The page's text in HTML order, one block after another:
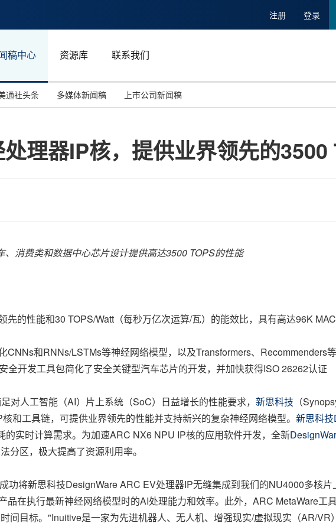
注册 登录
稿中心 资源库 联系我们
投资并购
碳
能源化工与环保
娱
马来西亚
新
通社头条 多媒体新闻稿 上市公司新闻稿
理器IP核，提供业界领先的3500
、消费类和数据中心芯片设计提供高达3500 TOPS的性能
的性能和30 TOPS/Watt（每秒万亿次运算/瓦）的能效比，具有高达96K
CNNs和RNNs/LSTMs等神经网络模型，以及Transformers、Recommenders
全开发工具包简化了安全关键型汽车芯片的开发，并加快获得ISO 26262认证
对人工智能（AI）片上系统（SoC）日益增长的性能要求， 新思科技 （
和工具链，可提供业界领先的性能并支持新兴的复杂神经网络模型。 新思科
的实时计算需求。为加速ARC NX6 NPU IP核的应用软件开发，全新
分区，极大提高了资源利用率。
功将新思科技DesignWare ARC EV处理器IP无缝集成到我们的NU4000多核
在执行最新神经网络模型时的AI处理能力和效率。此外，ARC MetaWare工
间目标。"Inuitive是一家为先进机器人、无人机、增强现实/虚拟现实（AR/VR